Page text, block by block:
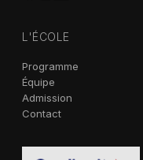
L'ÉCOLE
Programme
Équipe
Admission
Contact